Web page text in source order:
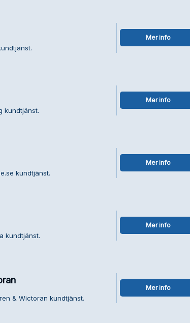
Mer info
kundtjänst.
Mer info
kundtjänst.
Mer info
kundtjänst.
Mer info
& Wictoran kundtjänst.
Mer info